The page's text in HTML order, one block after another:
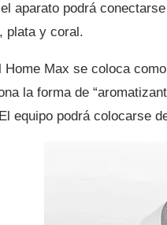
aparato podrá
plata y coral.
Home Max se coloca
la forma de
equipo podrá colocarse